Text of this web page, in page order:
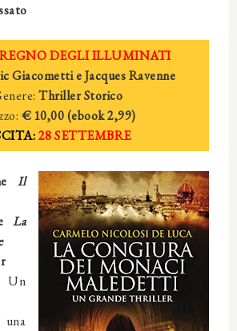
DEGLI ILLUMINATI
Giacometti e Jacques Ravenne
Thriller Storico
€ 10,00 (ebook2,99)
28 SETTEMBRE
Il
La
Un